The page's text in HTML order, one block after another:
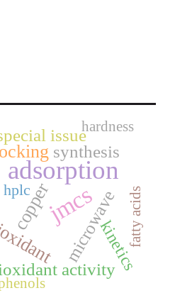
adsorption
jmcs
copper
activity
microwave
synthesis
issue
kinetics
hplc fatty acids
hardness